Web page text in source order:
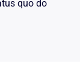
quo do